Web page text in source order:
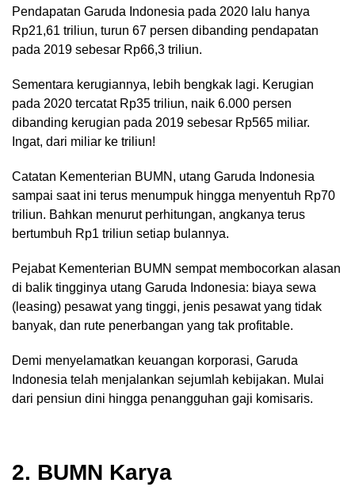
Pendapatan Garuda Indonesia pada 2020 lalu hanya
Rp21,61 triliun, turun 67 persen dibanding pendapatan
pada 2019 sebesar Rp66,3 triliun.
Sementara kerugiannya, lebih bengkak lagi. Kerugian
pada 2020 tercatat Rp35 triliun, naik 6.000 persen
dibanding kerugian pada 2019 sebesar Rp565 miliar.
Ingat, dari miliar ke triliun!
Catatan Kementerian BUMN, utang Garuda Indonesia
sampai saat ini terus menumpuk hingga menyentuh Rp70
triliun. Bahkan menurut perhitungan, angkanya terus
bertumbuh Rp1 triliun setiap bulannya.
Pejabat Kementerian BUMN sempat membocorkan alasan
di balik tingginya utang Garuda Indonesia: biaya sewa
(leasing) pesawat yang tinggi, jenis pesawat yang tidak
banyak, dan rute penerbangan yang tak profitable.
Demi menyelamatkan keuangan korporasi, Garuda
Indonesia telah menjalankan sejumlah kebijakan. Mulai
dari pensiun dini hingga penangguhan gaji komisaris.
2. BUMN Karya